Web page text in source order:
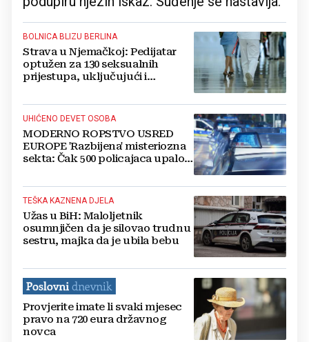
BOLNICA BLIZU BERLINA
Strava u Njemačkoj: Pedijatar
optužen za 130 seksualnih
prijestupa, uključujući i
dogodila u bolnici
UHIĆENO DEVET OSOBA
MODERNO ROPSTVO USRED
EUROPE 'Razbijena' misteriozna
sekta: Čak 500 policajaca upalo u
zlostavljanja
TEŠKA KAZNENA DJELA
Užas u BiH: Maloljetnik
osumnjičen da je silovao trudnu
sestru, majka da je ubila bebu
Provjerite imate li svaki mjesec
pravo na 720 eura državnog
novca